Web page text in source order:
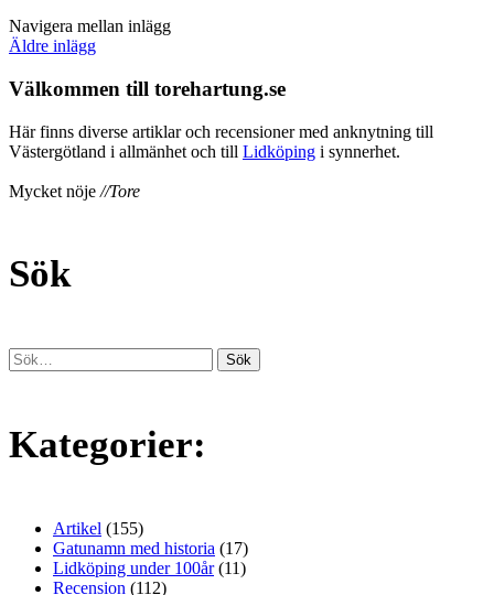
Navigera mellan inlägg
Äldre inlägg
Välkommen till torehartung.se
Här finns diverse artiklar och recensioner med anknytning till
Västergötland i allmänhet och till Lidköping i synnerhet.
Mycket nöje //Tore
Sök
Kategorier:
Artikel (155)
Gatunamn med historia (17)
Lidköping under 100år(11)
Recension (112)